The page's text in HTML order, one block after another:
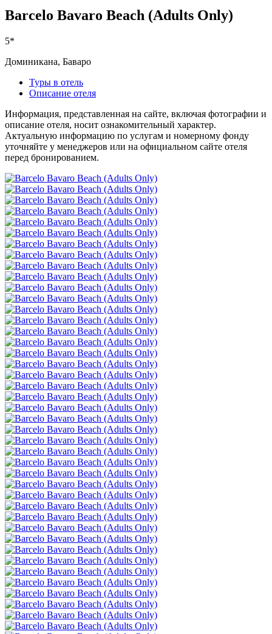
Barcelo Bavaro Beach (Adults Only)
5*
Доминикана, Баваро
Туры в отель
Описание отеля
Информация, представленная на сайте, включая фотографии и
описание отеля, носит ознакомительный характер.
Актуальную информацию по услугам и номерному фонду
уточняйте у менеджеров или на официальном сайте отеля
перед бронированием.